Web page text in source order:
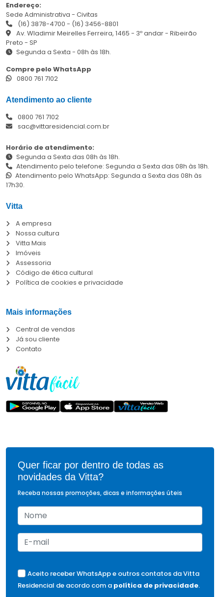
Endereço:
Sede Administrativa - Civitas
(16) 3878-4700 - (16) 3456-8801
Av. Wladimir Meirelles Ferreira, 1465 - 3º andar - Ribeirão
Preto - SP
Segunda a Sexta - 08h às 18h.
Compre pelo WhatsApp
0800 761 7102
Atendimento ao cliente
0800 761 7102
sac@vittaresidencial.com.br
Horário de atendimento:
Segunda a Sexta das 08h às 18h.
Atendimento pelo telefone: Segunda a Sexta das 08h às 18h.
Atendimento pelo WhatsApp: Segunda a Sexta das 08h às
17h30.
Vitta
A empresa
Nossa cultura
Vitta Mais
Imóveis
Assessoria
Código de ética cultural
Política de cookies e privacidade
Mais informações
Central de vendas
Já sou cliente
Contato
Quer ficar por dentro de todas as
novidades da Vitta?
Receba nossas promoções, dicas e informações úteis
Aceito receber WhatsApp e outros contatos da Vitta
Residencial de acordo com a política de privacidade.